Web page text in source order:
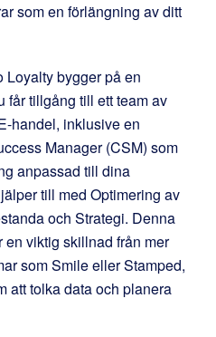
som en förlängning av ditt
Loyalty bygger på en
får tillgång till ett team av
handel, inklusive en
Manager (CSM) som
anpassad till dina
till med Optimering av
och Strategi. Denna
en viktig skillnad från mer
som Smile eller Stamped,
att tolka data och planera